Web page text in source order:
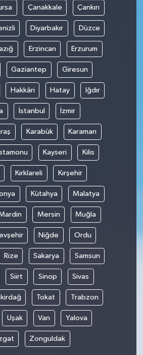
Çanakkale Çankırı
Diyarbakır Düzce
Erzincan Erzurum
Gaziantep Giresun
Hakkâri Hatay Iğdır
İstanbul İzmir
Karabük Karaman
Kayseri Kilis
Kırklareli Kırşehir
Kütahya Malatya
Mersin Muğla
Niğde Ordu
Rize Sakarya Samsun
Siirt Sinop Sivas
Tokat Trabzon
Uşak Van Yalova
Zonguldak